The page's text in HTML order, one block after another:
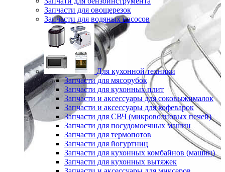
Запчасти для овощерезок
Запчасти для водяных насосов
Для кухонной техники
Запчасти для мясорубок
Запчасти для кухонных плит
Запчасти и аксессуары для соковыжималок
Запчасти и аксессуары для кофеварок
Запчасти для СВЧ (микроволновых печей)
Запчасти для посудомоечных машин
Запчасти для термопотов
Запчасти для йогуртниц
Запчасти для кухонных комбайнов (машин)
Запчасти для кухонных вытяжек